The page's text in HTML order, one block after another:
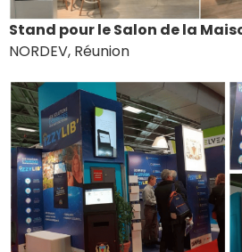
Stand pour le Salon de la
NORDEV, Réunion